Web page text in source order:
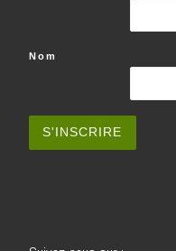
Nom